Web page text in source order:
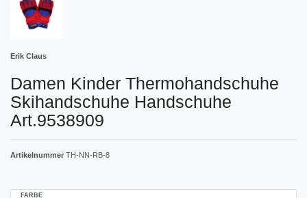
Erik Claus
Damen Kinder Thermohandschuhe
Skihandschuhe Handschuhe
Art.9538909
Artikelnummer TH-NN-RB-8
FARBE